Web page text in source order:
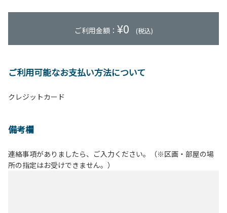
ご利用金額： ¥0 (税込)
ご利用可能なお支払い方法について
クレジットカード
備考欄
連絡事項がありましたら、ご入力ください。（※区画・部屋の場
所の指定はお受けできません。）